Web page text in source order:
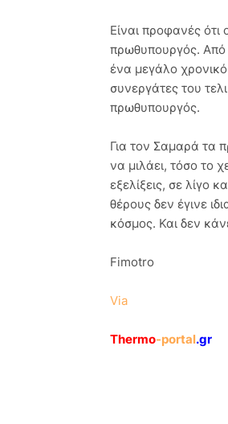
Είναι προφανές
πρωθυπουργός. Από
ένα μεγάλο
συνεργάτες του
πρωθυπουργός.
Για τον Σαμαρά τα
να μιλάει, τόσο το
εξελίξεις, σε λίγο
θέρους δεν έγινε
κόσμος. Και δεν
Fimotro
Via
Thermo-portal.gr